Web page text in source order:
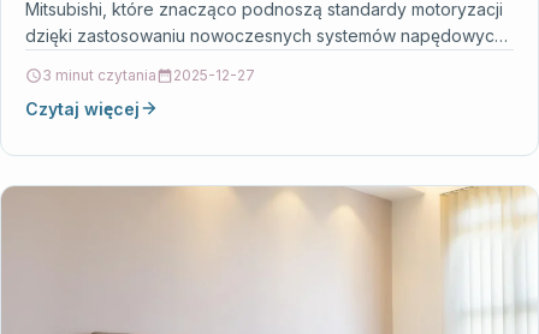
Mitsubishi, które znacząco podnoszą standardy motoryzacji
dzięki zastosowaniu nowoczesnych systemów napędowych i
części…
3 minut czytania 2025-12-27
Czytaj więcej